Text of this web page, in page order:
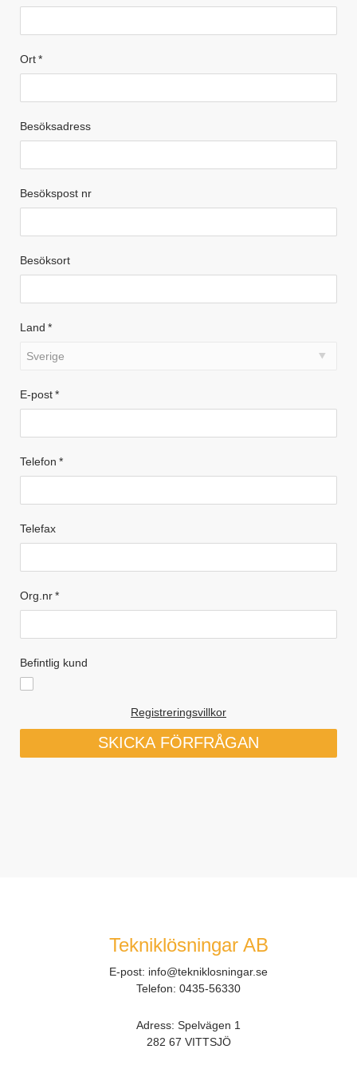
Ort*
Besöksadress
Besökspost nr
Besöksort
Land *
E-post*
Telefon *
Telefax
Org.nr*
Befintlig kund
Registreringsvillkor
Tekniklösningar AB
E-post: info@tekniklosningar.se
Telefon: 0435-56330
Adress: Spelvägen 1
282 67 VITTSJÖ